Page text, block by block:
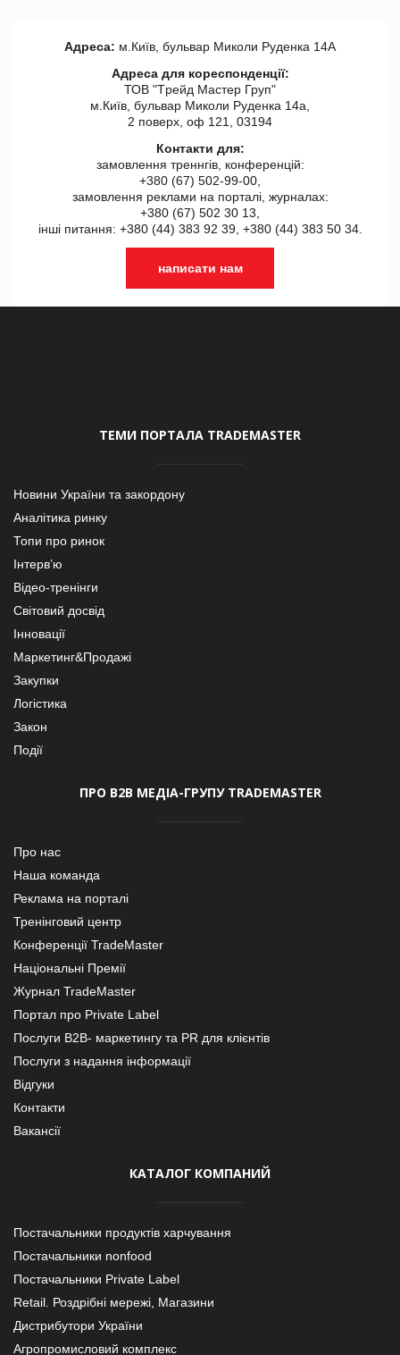
Адреса: м.Київ, бульвар Миколи Руденка 14А
Адреса для кореспонденції:
ТОВ "Tрейд Мастер Груп"
м.Київ, бульвар Миколи Руденка 14а,
2 поверх, оф 121, 03194
Контакти для:
замовлення треннгів, конференцій:
+380 (67) 502-99-00,
замовлення реклами на порталі, журналах:
+380 (67) 502 30 13,
інші питання: +380 (44) 383 92 39, +380 (44) 383 50 34.
написати нам
ТЕМИ ПОРТАЛА TRADEMASTER
Новини України та закордону
Аналітика ринку
Топи про ринок
Інтерв’ю
Відео-тренінги
Світовий досвід
Інновації
Маркетинг&Продажі
Закупки
Логістика
Закон
Події
ПРО В2В МЕДІА-ГРУПУ TRADEMASTER
Про нас
Наша команда
Реклама на порталі
Тренінговий центр
Конференції TradeMaster
Національні Премії
Журнал TradeMaster
Портал про Private Label
Послуги В2В- маркетингу та PR для клієнтів
Послуги з надання інформації
Відгуки
Контакти
Вакансії
КАТАЛОГ КОМПАНИЙ
Постачальники продуктів харчування
Постачальники nonfood
Постачальники Private Label
Retail. Роздрібні мережі, Магазини
Дистрибутори України
Агропромисловий комплекс